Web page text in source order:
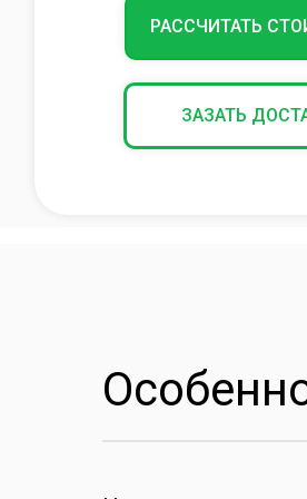
РАССЧИТАТЬ
ЗАЗАТЬ